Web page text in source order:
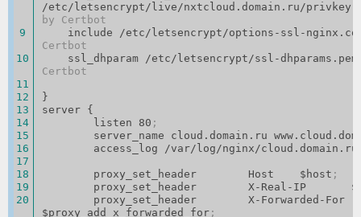
/etc/letsencrypt/live/nxtcloud.domain.ru/
by Certbot
include /etc/letsencrypt/options-ssl-
Certbot
    ssl_dhparam /etc/letsencrypt/ssl-dhparams.pem
Certbot
}
server {
        listen 80
;
server_name cloud.domain.ru
access_log /var/log/nginx/
        proxy_set_header        Host    $host
;
proxy_set_header        X-Real-IP
$proxy_add_x_forwarded_for ;